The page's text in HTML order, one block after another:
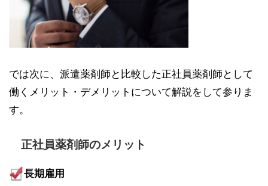
では次に、派遣薬剤師と比較した正社員薬剤師として
働くメリット・デメリットについて解説をして参りま
す。
正社員薬剤師のメリット
長期雇用